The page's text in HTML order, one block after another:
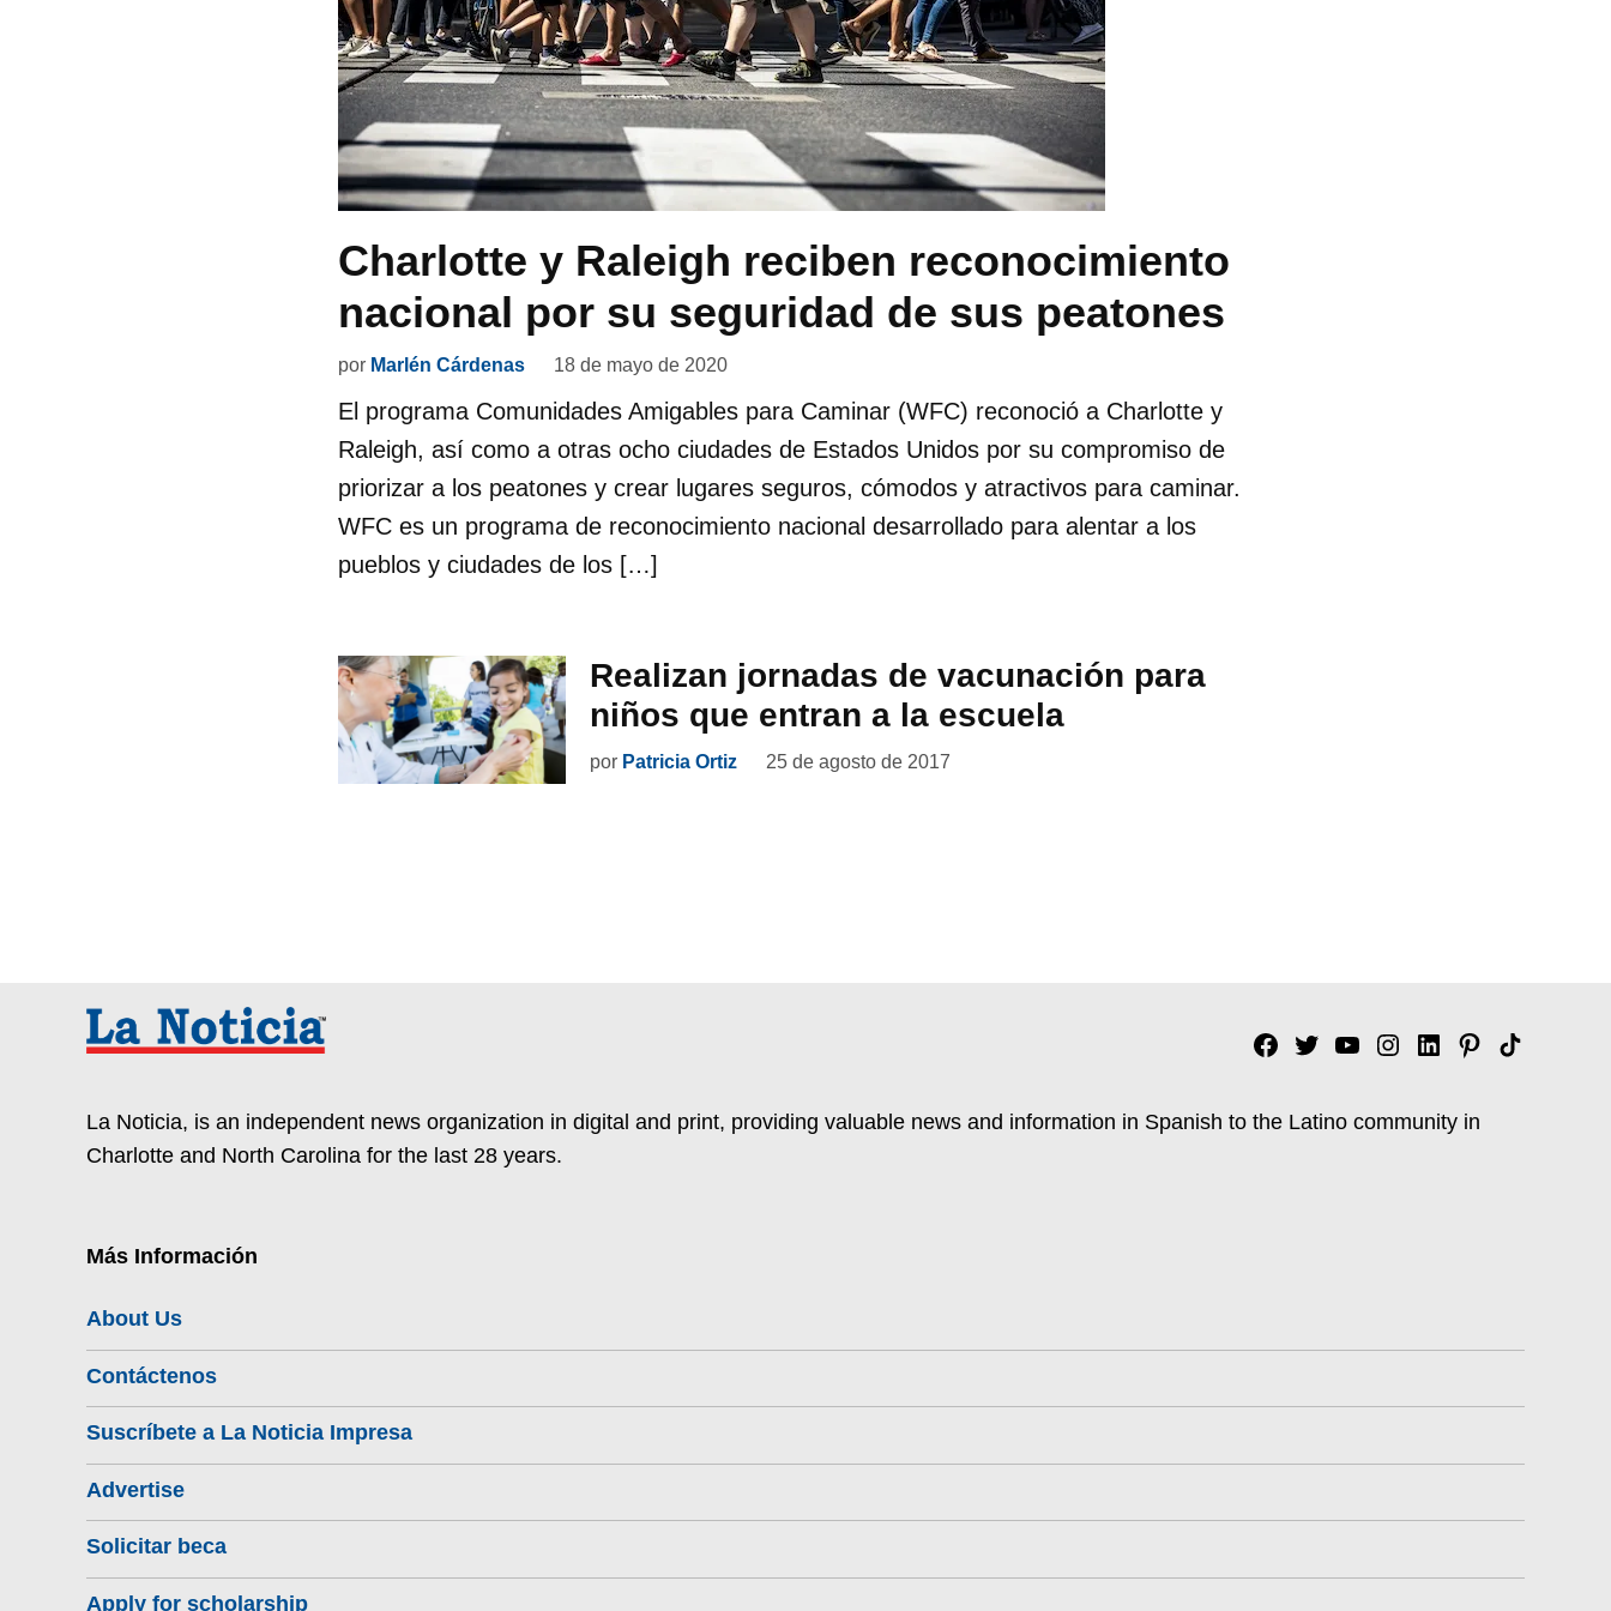
Charlotte y Raleigh reciben reconocimiento
nacional por su seguridad de sus peatones
por Marlén Cárdenas 18 de mayo de 2020
El programa Comunidades Amigables para Caminar (WFC) reconoció a Charlotte y
Raleigh, así como a otras ocho ciudades de Estados Unidos por su compromiso de
priorizar a los peatones y crear lugares seguros, cómodos y atractivos para caminar.
WFC es un programa de reconocimiento nacional desarrollado para alentar a los
pueblos y ciudades de los […]
Realizan jornadas de vacunación para
niños que entran a la escuela
por Patricia Ortiz 25 de agosto de 2017
Facebook
TwitterYouTubeInstagram
Linkedin
Pinterest
Tik
La Noticia, is an independent news organization in digital and print, providing valuable news and information in Spanish to the Latino community in
Charlotte and North Carolina for the last 28 years.
Más Información
About Us
Contáctenos
Suscríbete a La Noticia Impresa
Advertise
Solicitar beca
Apply for scholarship